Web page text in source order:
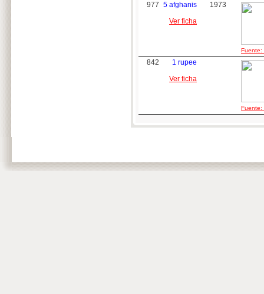
977 5 afghanis
Ver ficha
1973
Fuente:
842
1 rupee
Ver ficha
Fuente: